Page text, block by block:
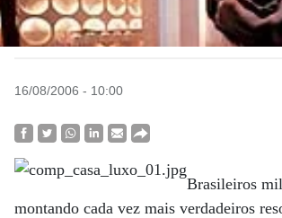
16/08/2006 - 10:00
Brasileiros
montando cada vez mais verdadeiros